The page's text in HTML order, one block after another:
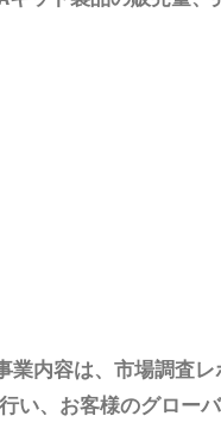
業内容は、 市場調査レ
い、お客様のグロー